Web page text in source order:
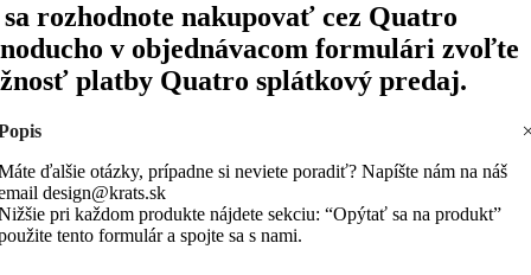
rozhodnote nakupovať cez Quatro
v objednávacom formulári zvoľte
platby Quatro splátkový predaj.
ďalšie otázky, prípadne si neviete poradiť? Napíšte nám na náš
design@krats.sk
pri každom produkte nájdete sekciu: “Opýtať sa na produkt”
tento formulár a spojte sa s nami.